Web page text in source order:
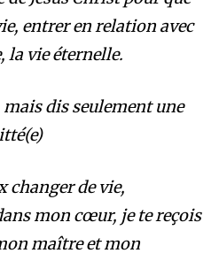
entrer en relation avec
la vie éternelle.
mais dis seulement une
changer de vie,
mon cœur, je te reçois
maître et mon